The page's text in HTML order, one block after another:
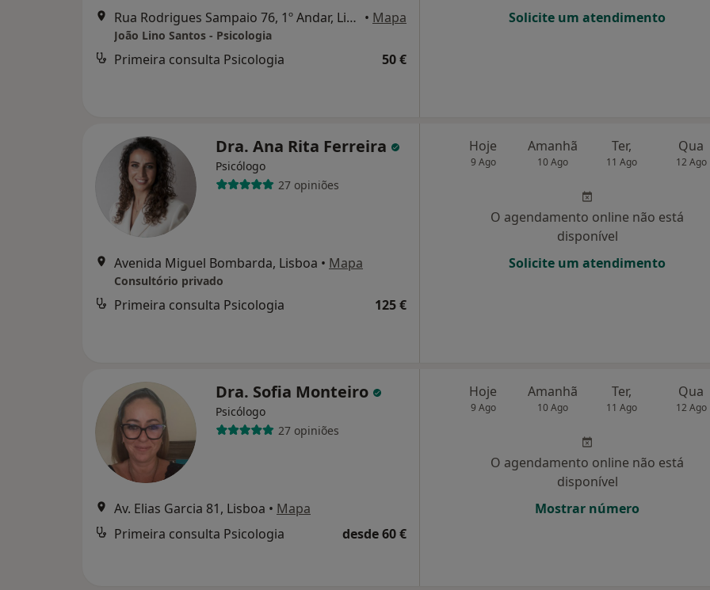
Rua Rodrigues Sampaio 76, 1º Andar, Lisboa • Mapa
João Lino Santos - Psicologia
Primeira consulta Psicologia 50 €
Solicite um atendimento
Dra. Ana Rita Ferreira
Psicólogo
27 opiniões
Avenida Miguel Bombarda, Lisboa • Mapa
Consultório privado
Primeira consulta Psicologia 125 €
Hoje
9 Ago
Amanhã
10 Ago
Ter,
11 Ago
Qua
12 Ago
O agendamento online não está
disponível
Solicite um atendimento
Dra. Sofia Monteiro
Psicólogo
27 opiniões
Av. Elias Garcia 81, Lisboa • Mapa
Primeira consulta Psicologia
desde 60 €
Hoje
9 Ago
Amanhã
10 Ago
Ter,
11 Ago
Qua
12 Ago
O agendamento online não está
disponível
Mostrar número